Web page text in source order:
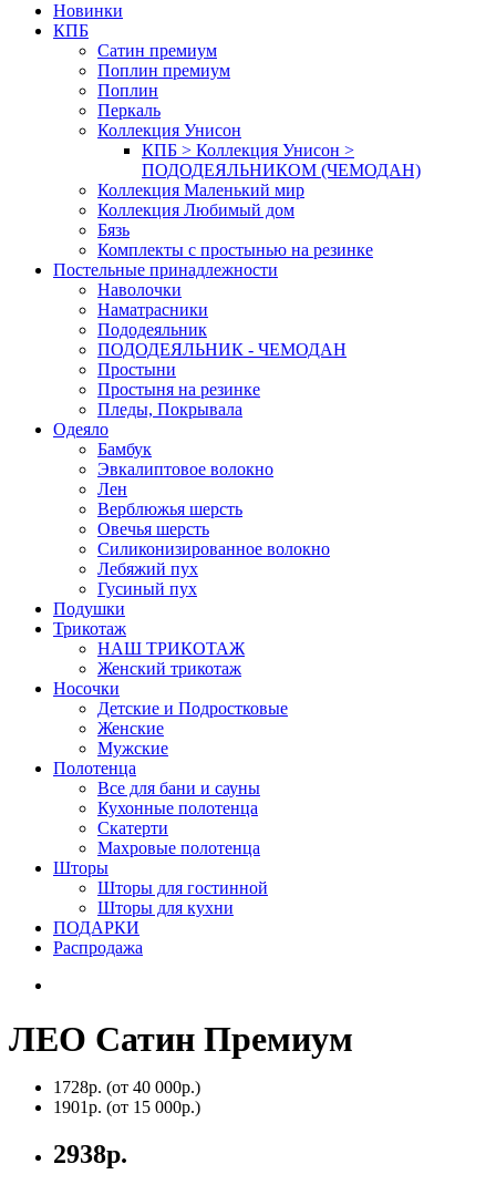
Новинки
КПБ
Сатин премиум
Поплин премиум
Поплин
Перкаль
Коллекция Унисон
КПБ > Коллекция Унисон >
ПОДОДЕЯЛЬНИКОМ (ЧЕМОДАН)
Коллекция Маленький мир
Коллекция Любимый дом
Бязь
Комплекты с простынью на резинке
Постельные принадлежности
Наволочки
Наматрасники
Пододеяльник
ПОДОДЕЯЛЬНИК - ЧЕМОДАН
Простыни
Простыня на резинке
Пледы, Покрывала
Одеяло
Бамбук
Эвкалиптовое волокно
Лен
Верблюжья шерсть
Овечья шерсть
Силиконизированное волокно
Лебяжий пух
Гусиный пух
Подушки
Трикотаж
НАШ ТРИКОТАЖ
Женский трикотаж
Носочки
Детские и Подростковые
Женские
Мужские
Полотенца
Все для бани и сауны
Кухонные полотенца
Скатерти
Махровые полотенца
Шторы
Шторы для гостинной
Шторы для кухни
ПОДАРКИ
Распродажа
ЛЕО Сатин Премиум
1728р. (от 40 000р.)
1901р. (от 15 000р.)
2938р.